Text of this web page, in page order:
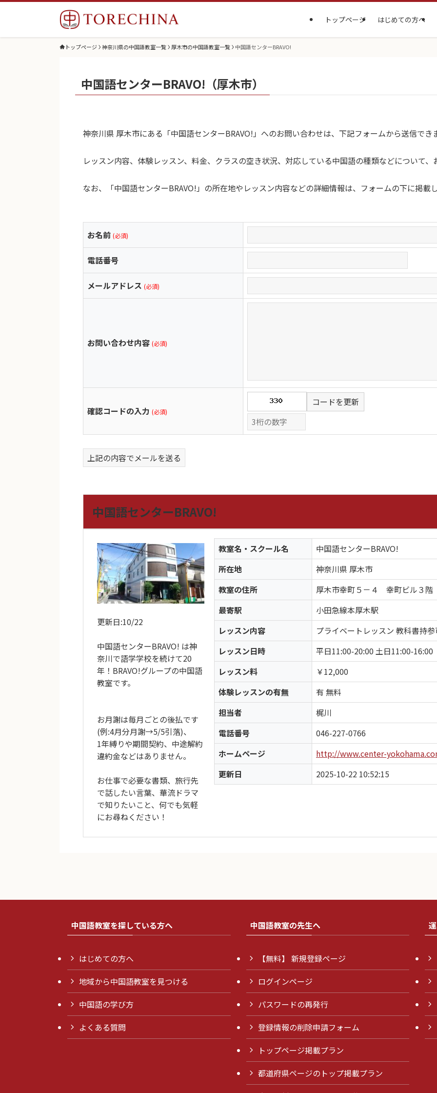
トップページ はじめての方へ
トップページ 神奈川県の中国語教室一覧 厚木市の中国語教室一覧 中国語センターBRAVO!
中国語センターBRAVO!（厚木市）
神奈川県 厚木市にある「中国語センターBRAVO!」へのお問い合わせは、下記フォームから送信でき
レッスン内容、体験レッスン、料金、クラスの空き状況、対応している中国語の種類などについて
なお、「中国語センターBRAVO!」の所在地やレッスン内容などの詳細情報は、フォームの下に掲載
お名前 (必須)
電話番号
メールアドレス (必須)
お問い合わせ内容 (必須)
確認コードの入力 (必須)
コードを更新
上記の内容でメールを送る
中国語センターBRAVO!
更新日:10/22
中国語センターBRAVO! は神
奈川で語学学校を続けて20
年！BRAVO!グループの中国語
教室です。
お月謝は毎月ごとの後払です
(例:4月分月謝→5/5引落)、
1年縛りや期間契約、中途解約
違約金などはありません。
お仕事で必要な書類、旅行先
で話したい言葉、華流ドラマ
で知りたいこと、何でも気軽
にお尋ねください！
教室名・スクール名
中国語センターBRAVO!
所在地
神奈川県 厚木市
教室の住所
厚木市幸町５－４ 幸町ビル３階
最寄駅
小田急線本厚木駅
レッスン内容
プライベートレッスン 教科書持
レッスン日時
平日11:00-20:00 土日11:00-16:00
レッスン料
￥12,000
体験レッスンの有無
有 無料
担当者
梶川
電話番号
046-227-0766
ホームページ
http://www.center-
更新日
2025-10-22 10:52:15
中国語教室を探している方へ
はじめての方へ
地域から中国語教室を見つける
中国語の学び方
よくある質問
中国語教室の先生へ
【無料】 新規登録ページ
ログインページ
パスワードの再発行
登録情報の削除申請フォーム
トップページ掲載プラン
都道府県ページのトップ掲載プラン